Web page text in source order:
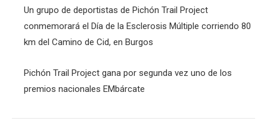
Un grupo de deportistas de Pichón Trail Project
conmemorará el Día de la Esclerosis Múltiple corriendo 80
km del Camino de Cid, en Burgos
Pichón Trail Project gana por segunda vez uno de los
premios nacionales EMbárcate